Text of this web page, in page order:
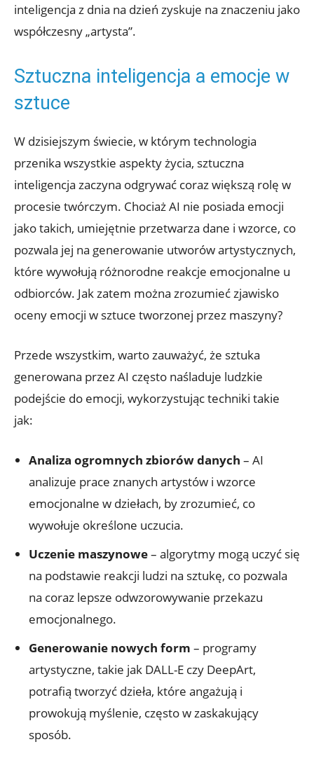
inteligencja z dnia na dzień zyskuje na znaczeniu jako
współczesny „artysta”.
Sztuczna inteligencja a emocje w
sztuce
W dzisiejszym świecie, w którym technologia
przenika wszystkie aspekty życia, sztuczna
inteligencja zaczyna odgrywać coraz większą rolę w
procesie twórczym. Chociaż AI nie posiada emocji
jako takich, umiejętnie przetwarza dane i wzorce, co
pozwala jej na generowanie utworów artystycznych,
które wywołują różnorodne reakcje emocjonalne u
odbiorców. Jak zatem można zrozumieć zjawisko
oceny emocji w sztuce tworzonej przez maszyny?
Przede wszystkim, warto zauważyć, że sztuka
generowana przez AI często naśladuje ludzkie
podejście do emocji, wykorzystując techniki takie
jak:
Analiza ogromnych zbiorów danych – AI
analizuje prace znanych artystów i wzorce
emocjonalne w dziełach, by zrozumieć, co
wywołuje określone uczucia.
Uczenie maszynowe– algorytmy mogą uczyć się
na podstawie reakcji ludzi na sztukę, co pozwala
na coraz lepsze odwzorowywanie przekazu
emocjonalnego.
Generowanie nowych form – programy
artystyczne, takie jak DALL-E czy DeepArt,
potrafią tworzyć dzieła, które angażują i
prowokują myślenie, często w zaskakujący
sposób.